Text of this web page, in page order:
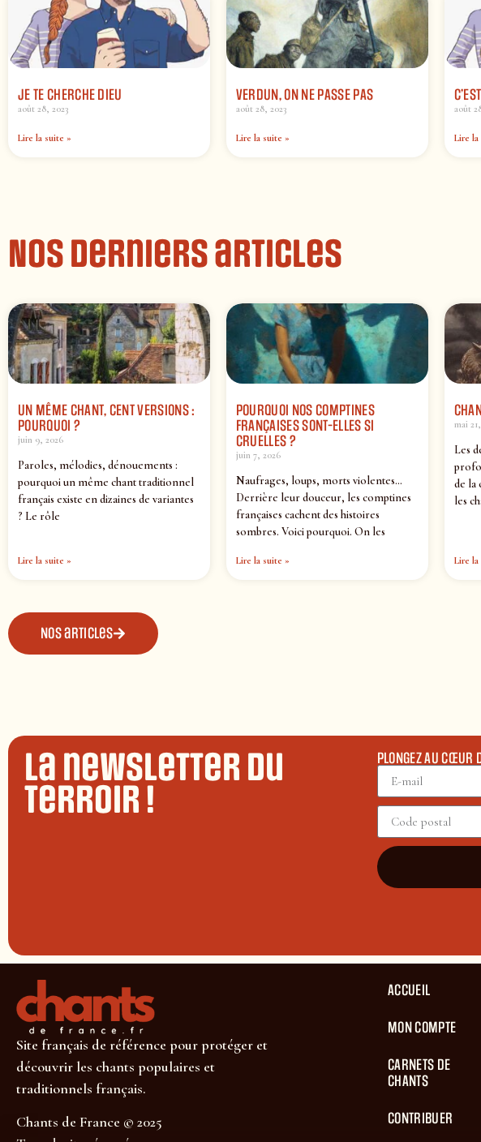
JE TE CHERCHE DIEU
août 28, 2023
Lire la suite »
VERDUN, ON NE PASSE PAS
août 28, 2023
Lire la suite »
août
Lire la
Nos derniers articles
UN MÊME CHANT, CENT VERSIONS :
POURQUOI ?
juin 9, 2026
Paroles, mélodies, dénouements :
pourquoi un même chant traditionnel
français existe en dizaines de variantes
? Le rôle
Lire la suite »
POURQUOI NOS COMPTINES
FRANÇAISES SONT-ELLES SI
CRUELLES ?
juin 7, 2026
Naufrages, loups, morts violentes…
Derrière leur douceur, les comptines
françaises cachent des histoires
sombres. Voici pourquoi. On les
Lire la suite »
mai
Les
de la
les
Lire la
Nos articles
La newsletter du
terroir !
PLONGEZ AU CŒUR
Site français de référence pour protéger et
découvrir les chants populaires et
traditionnels français.
Chants de France © 2025
ACCUEIL
MON COMPTE
CARNETS DE
CHANTS
CONTRIBUER